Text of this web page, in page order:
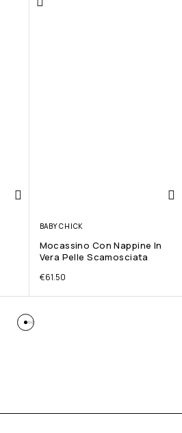
BABY CHICK
Mocassino Con Nappine In
Vera Pelle Scamosciata
€61.50